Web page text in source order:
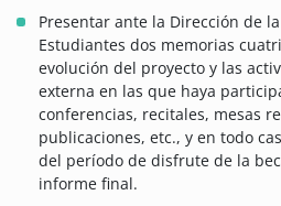
Presentar ante la Dirección de
Estudiantes dos memorias
evolución del proyecto y las
externa en las que haya
conferencias, recitales, mesas
publicaciones, etc., y en todo
del período de disfrute de la
informe final.